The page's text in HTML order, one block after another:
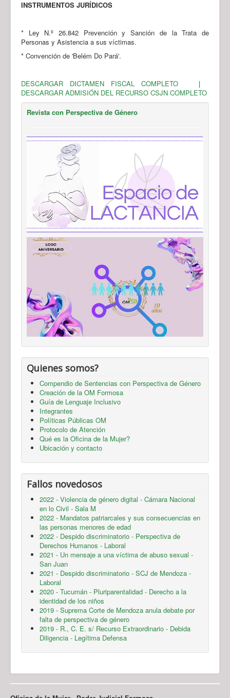
INSTRUMENTOS JURÍDICOS
* Ley N.º 26.842 Prevención y Sanción de la Trata de
Personas y Asistencia a sus víctimas.
* Convención de 'Belém Do Pará'.
DESCARGAR DICTAMEN FISCAL COMPLETO |
DESCARGAR ADMISIÓN DEL RECURSO CSJN COMPLETO
Revista con Perspectiva de Género
Quienes somos?
Compendio de Sentencias con Perspectiva de Género
Creación de la OM Formosa
Guía de Lenguaje Inclusivo
Integrantes
Políticas Públicas OM
Protocolo de Atención
Qué es la Oficina de la Mujer?
Ubicación y contacto
Fallos novedosos
2022 - Violencia de género digital - Cámara Nacional
en lo Civil - Sala M
2022 - Mandatos patriarcales y sus consecuencias en
las personas menores de edad
2022 - Despido discriminatorio - Perspectiva de
Derechos Humanos - Laboral
2021 - Un mensaje a una víctima de abuso sexual -
San Juan
2021 - Despido discriminatorio - SCJ de Mendoza -
Laboral
2020 - Tucumán - Pluriparentalidad - Derecho a la
identidad de los niños
2019 - Suprema Corte de Mendoza anula debate por
falta de perspectiva de género
2019 - R., C. E. s/ Recurso Extraordinario - Debida
Diligencia - Legítima Defensa